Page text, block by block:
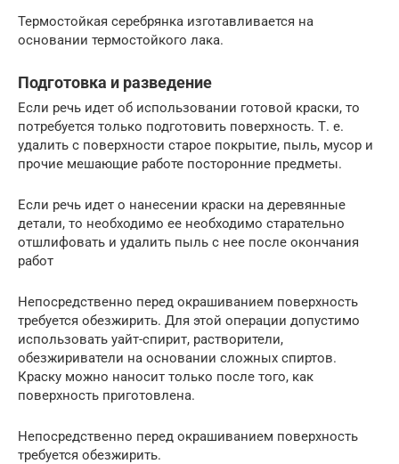
Термостойкая серебрянка изготавливается на
основании термостойкого лака.
Подготовка и разведение
Если речь идет об использовании готовой краски, то
потребуется только подготовить поверхность. Т. е.
удалить с поверхности старое покрытие, пыль, мусор и
прочие мешающие работе посторонние предметы.
Если речь идет о нанесении краски на деревянные
детали, то необходимо ее необходимо старательно
отшлифовать и удалить пыль с нее после окончания
работ
Непосредственно перед окрашиванием поверхность
требуется обезжирить. Для этой операции допустимо
использовать уайт-спирит, растворители,
обезжириватели на основании сложных спиртов.
Краску можно наносит только после того, как
поверхность приготовлена.
Непосредственно перед окрашиванием поверхность
требуется обезжирить.